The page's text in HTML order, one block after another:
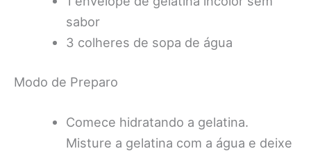
sabor
3 colheres de sopa de água
Modo de Preparo
Comece hidratando a gelatina.
Misture a gelatina com a água e deixe